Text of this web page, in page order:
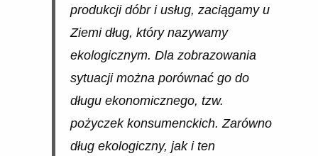
produkcji dóbr i usług, zaciągamy u
Ziemi dług, który nazywamy
ekologicznym. Dla zobrazowania
sytuacji można porównać go do
długu ekonomicznego, tzw.
pożyczek konsumenckich. Zarówno
dług ekologiczny, jak i ten